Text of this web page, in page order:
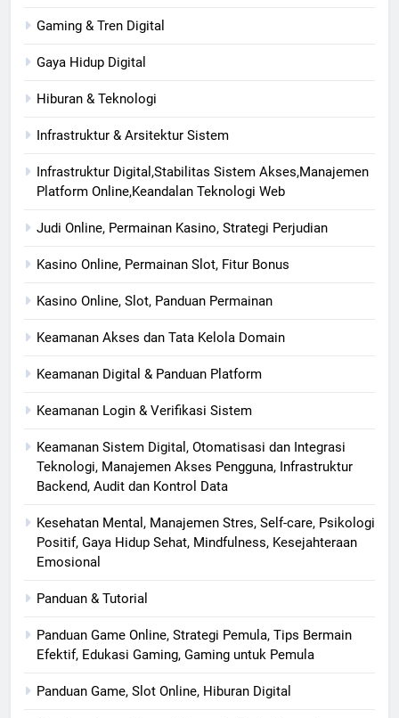
Gaming & Tren Digital
Gaya Hidup Digital
Hiburan & Teknologi
Infrastruktur & Arsitektur Sistem
Infrastruktur Digital,Stabilitas Sistem Akses,Manajemen
Platform Online,Keandalan Teknologi Web
Judi Online, Permainan Kasino, Strategi Perjudian
Kasino Online, Permainan Slot, Fitur Bonus
Kasino Online, Slot, Panduan Permainan
Keamanan Akses dan Tata Kelola Domain
Keamanan Digital & Panduan Platform
Keamanan Login & Verifikasi Sistem
Keamanan Sistem Digital, Otomatisasi dan Integrasi
Teknologi, Manajemen Akses Pengguna, Infrastruktur
Backend, Audit dan Kontrol Data
Kesehatan Mental, Manajemen Stres, Self-care, Psikologi
Positif, Gaya Hidup Sehat, Mindfulness, Kesejahteraan
Emosional
Panduan & Tutorial
Panduan Game Online, Strategi Pemula, Tips Bermain
Efektif, Edukasi Gaming, Gaming untuk Pemula
Panduan Game, Slot Online, Hiburan Digital